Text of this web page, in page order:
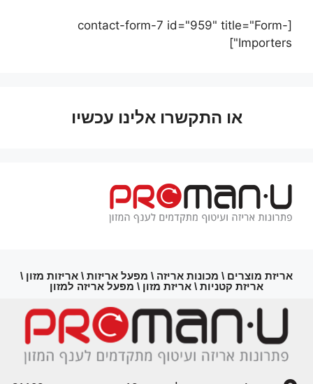
[contact-form-7 id="959" title="Form-
Importers"]
או התקשרו אלינו עכשיו
אריזת מוצרים \ מכונות אריזה \ מפעל אריזות \ אריזות מזון \
אריזת קטניות \ אריזת מזון \ מפעל אריזה למזון